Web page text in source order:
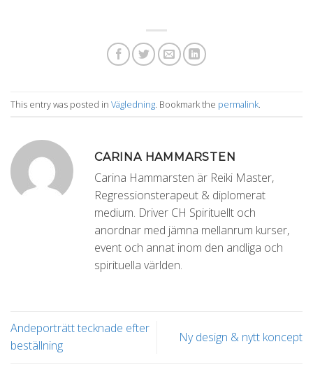
This entry was posted in Vägledning. Bookmark the permalink.
CARINA HAMMARSTEN
Carina Hammarsten är Reiki Master,
Regressionsterapeut & diplomerat
medium. Driver CH Spirituellt och
anordnar med jämna mellanrum kurser,
event och annat inom den andliga och
spirituella världen.
Andeporträtt tecknade efter
beställning
Ny design & nytt koncept